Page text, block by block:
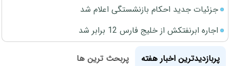
جزئیات جدید احکام بازنشستگی اعلام شد
اجاره ابرنفتکش از خلیج فارس 12 برابر شد
پربازدیدترین اخبار هفته
پربحث ترین ها